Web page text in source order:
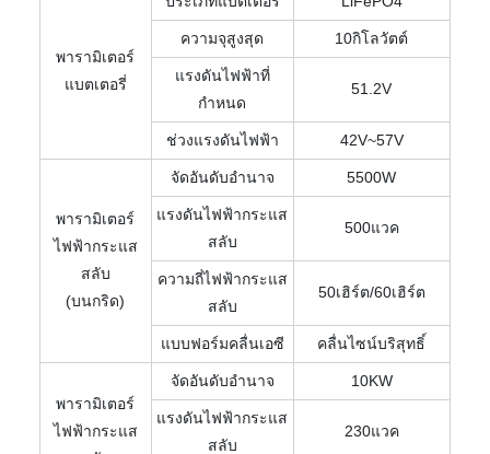
พารามิเตอร์
แบตเตอรี่
ความจุสูงสุด 10กิโลวัตต์
แรงดันไฟฟ้าที่
กำหนด
51.2V
ช่วงแรงดันไฟฟ้า 42V~57V
พารามิเตอร์
ไฟฟ้ากระแส
สลับ
(บนกริด)
จัดอันดับอำนาจ 5500W
แรงดันไฟฟ้ากระแส
สลับ
500แวค
ความถี่ไฟฟ้ากระแส
สลับ
50เฮิร์ต/60เฮิร์ต
แบบฟอร์มคลื่นเอซี คลื่นไซน์บริสุทธิ์
พารามิเตอร์
ไฟฟ้ากระแส
จัดอันดับอำนาจ 10KW
แรงดันไฟฟ้ากระแส
สลับ
230แวค